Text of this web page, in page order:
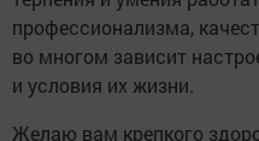
профессионализма,
во многом зависит
и условия их жизни.
Желаю вам крепкого